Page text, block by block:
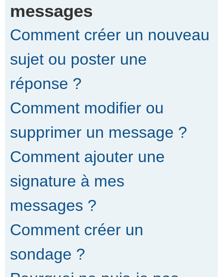
messages
Comment créer un nouveau
sujet ou poster une
réponse ?
Comment modifier ou
supprimer un message ?
Comment ajouter une
signature à mes
messages ?
Comment créer un
sondage ?